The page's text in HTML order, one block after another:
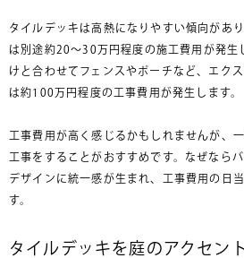
タイルデッキは高熱になりやすい傾向があ
は別途約20～30万円程度の施工費用が発生
けと合わせてフェンスやポーチなど、エク
は約100万円程度の工事費用が発生します。
工事費用が高く感じるかもしれませんが、
工事をすることがおすすめです。なぜなら
デザインに統一感が生まれ、工事費用の日
す。
タイルデッキを庭のアクセン